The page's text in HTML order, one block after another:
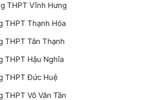
THPT Vĩnh Hưng
THPT Thạnh Hóa
THPT Tân Thạnh
THPT Hậu Nghĩa
THPT Đức Huệ
THPT Võ Văn Tần